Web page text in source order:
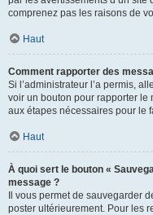
comprenez pas les raisons de
Haut
Comment rapporter des
Si l’administrateur l’a permis,
voir un bouton pour rapporter le
aux étapes nécessaires pour le
Haut
À quoi sert le bouton «
message ?
Il vous permet de sauvegarder
poster ultérieurement. Pour les